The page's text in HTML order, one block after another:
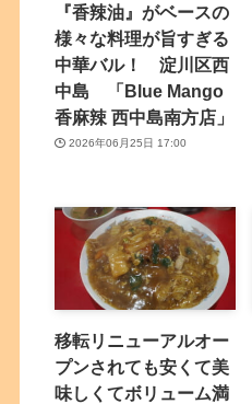
『香辣油』がベースの
様々な料理が旨すぎる
中華バル！ 淀川区西
中島 「Blue Mango
香麻辣 西中島南方店」
2026年06月25日 17:00
移転リニューアルオー
プンされても安くて美
味しくてボリューム満